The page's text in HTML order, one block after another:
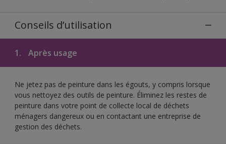
Conseils d’utilisation
1. Après usage
Ne jetez pas de peinture dans les égouts, y compris lorsque
vous nettoyez des outils de peinture. Éliminez les restes de
peinture dans votre point de collecte local de déchets
ménagers dangereux ou en contactant une entreprise de
gestion des déchets.